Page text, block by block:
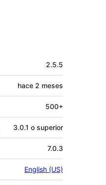
2.5.5
hace 2 meses
500+
3.0.1 o superior
7.0.3
English (US)